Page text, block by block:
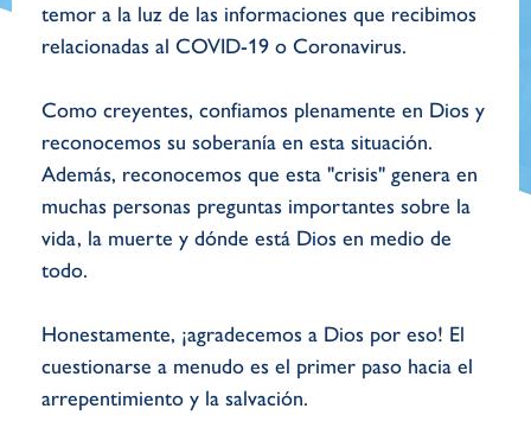
temor a la luz de las informaciones que recibimos
relacionadas al COVID-19 o Coronavirus.
Como creyentes, confiamos plenamente en Dios y
reconocemos su soberanía en esta situación.
Además, reconocemos que esta "crisis" genera en
muchas personas preguntas importantes sobre la
vida, la muerte y dónde está Dios en medio de
todo.
Honestamente, ¡agradecemos a Dios por eso! El
cuestionarse a menudo es el primer paso hacia el
arrepentimiento y la salvación.